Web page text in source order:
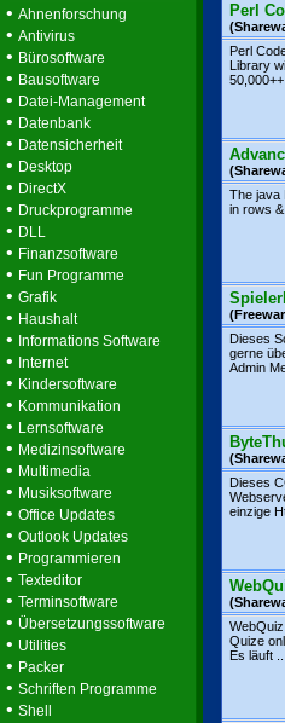
• Ahnenforschung
• Antivirus
• Bürosoftware
• Bausoftware
• Datei-Management
• Datenbank
• Datensicherheit
• Desktop
• DirectX
• Druckprogramme
• DLL
• Finanzsoftware
• Fun Programme
• Grafik
• Haushalt
• Informations Software
• Internet
• Kindersoftware
• Kommunikation
• Lernsoftware
• Medizinsoftware
• Multimedia
• Musiksoftware
• Office Updates
• Outlook Updates
• Programmieren
• Texteditor
• Terminsoftware
• Übersetzungssoftware
• Utilities
• Packer
• Schriften Programme
• Shell
Perl
Perl
Library
The java
in rows &
Dieses
gerne
Admin
Dieses
einzige
Quize
Es läuft ...